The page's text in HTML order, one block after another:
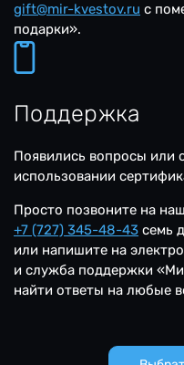
gift@mir-kvestov.ru c
подарки».
Поддержка
Появились вопросы или
использовании
Просто позвоните на
+7 (727) 345-48-43 семь
или напишите на
и служба поддержки
найти ответы на любые